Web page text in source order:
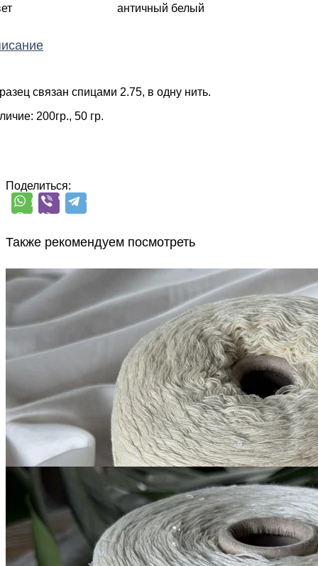
античный белый
связан спицами 2.75, в одну нить.
200гр., 50 гр.
Поделиться:
Также рекомендуем посмотреть
В наличии 11600
Silver Plus
кашемир 10%, меринос 70%, шёлк 20%
+ пайетки
380 м/100 гстарое кружево
1 200₽
за 100 г
Купить
В наличии 3150 гр
Filati Naturali
Lino + Pailettes
лён с пайетками 100%
600 м/100 гбелый молочный